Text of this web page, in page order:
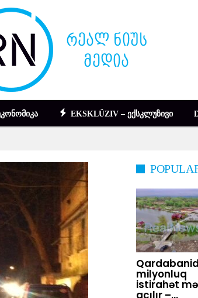
EKSKLÜZIV – ᲔᲥᲡᲙᲚᲣᲖᲘᲕᲘ
milyonluq
istirahət
açılır –…